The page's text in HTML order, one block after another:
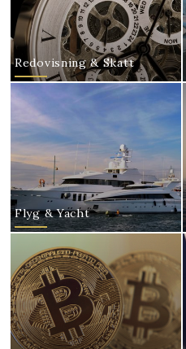
Redovisning & Skatt
Flyg & Yacht